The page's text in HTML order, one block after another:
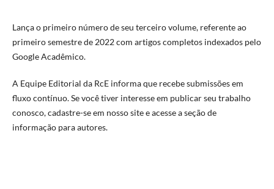
Lança o primeiro número de seu terceiro volume, referente ao
primeiro semestre de 2022 com artigos completos indexados pelo
Google Acadêmico.
A Equipe Editorial da RcE informa que recebe submissões em
fluxo contínuo. Se você tiver interesse em publicar seu trabalho
conosco, cadastre-se em nosso site e acesse a seção de
informação para autores.